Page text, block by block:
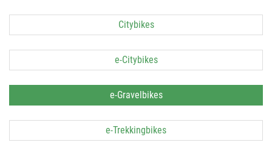
Citybikes
e-Citybikes
e-Gravelbikes
e-Trekkingbikes